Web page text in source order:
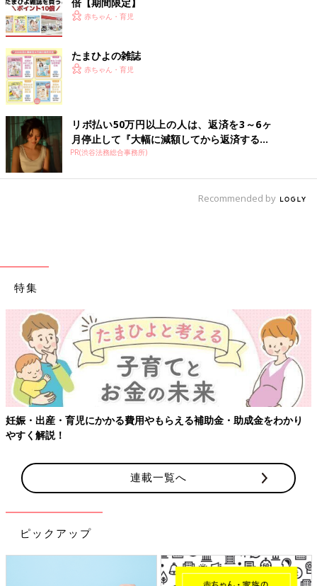
赤ちゃん・育児
たまひよの雑誌
赤ちゃん・育児
リボ払い50万円以上の人は、返済を3～6ヶ
月停止して『大幅に減額してから返済する...
PR(渋谷法務総合事務所)
Recommended by
特集
妊娠・出産・育児にかかる費用やもらえる補助金・助成金をわかり
やすく解説！
連載一覧へ
ピックアップ